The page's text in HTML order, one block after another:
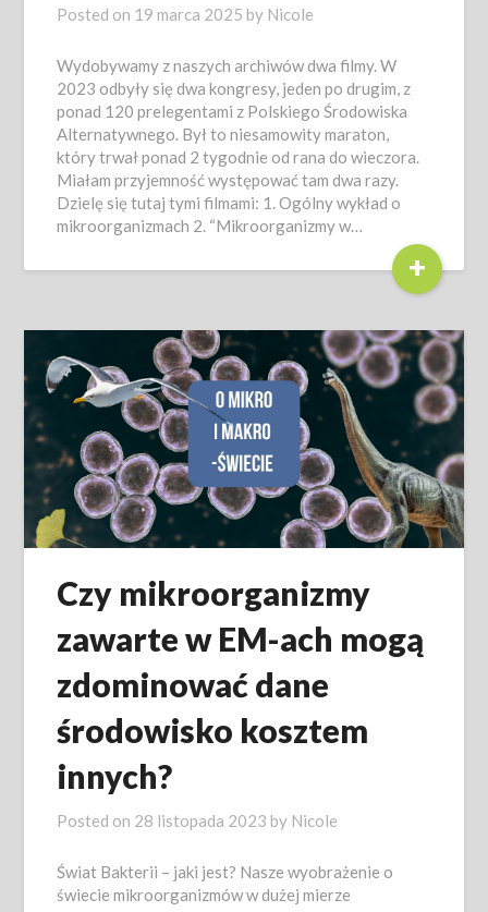
Posted on 19 marca 2025 by Nicole
Wydobywamy z naszych archiwów dwa filmy. W
2023 odbyły się dwa kongresy, jeden po drugim, z
ponad 120 prelegentami z Polskiego Środowiska
Alternatywnego. Był to niesamowity maraton,
który trwał ponad 2 tygodnie od rana do wieczora.
Miałam przyjemność występować tam dwa razy.
Dzielę się tutaj tymi filmami: 1. Ogólny wykład o
mikroorganizmach 2. “Mikroorganizmy w…
+
Czy mikroorganizmy
zawarte w EM-ach mogą
zdominować dane
środowisko kosztem
innych?
Posted on 28 listopada 2023 by Nicole
Świat Bakterii – jaki jest? Nasze wyobrażenie o
świecie mikroorganizmów w dużej mierze